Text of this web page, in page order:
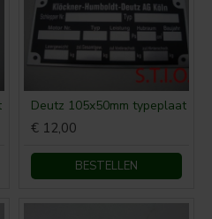
Deutz 105x50mm typeplaat
€ 12,00
BESTELLEN